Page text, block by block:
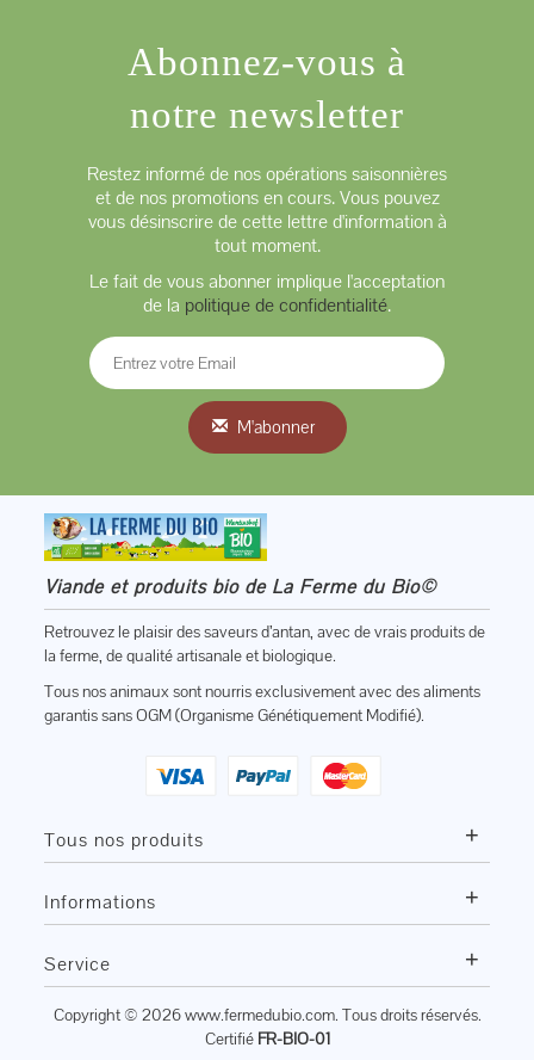
Abonnez-vous à
notre newsletter
Restez informé de nos opérations saisonnières
et de nos promotions en cours. Vous pouvez
vous désinscrire de cette lettre d'information à
tout moment.
Le fait de vous abonner implique l'acceptation
de la politique de confidentialité.
M'abonner
Viande et produits bio de La Ferme du Bio©
Retrouvez le plaisir des saveurs d’antan, avec de vrais produits de
la ferme, de qualité artisanale et biologique.
Tous nos animaux sont nourris exclusivement avec des aliments
garantis sans OGM (Organisme Génétiquement Modifié).
Tous nos produits +
Informations +
Service +
Copyright © 2026www.fermedubio.com. Tous droits réservés.
Certifié FR-BIO-01